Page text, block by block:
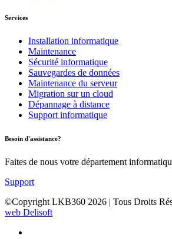
Services
Installation informatique
Maintenance
Sécurité informatique
Sauvegardes de données
Maintenance du serveur
Migration sur un cloud
Dépannage à distance
Support informatique
Besoin d'assistance?
Faites de nous votre département
Support
©Copyright LKB360 2026 | Tous Droits
web Delisoft